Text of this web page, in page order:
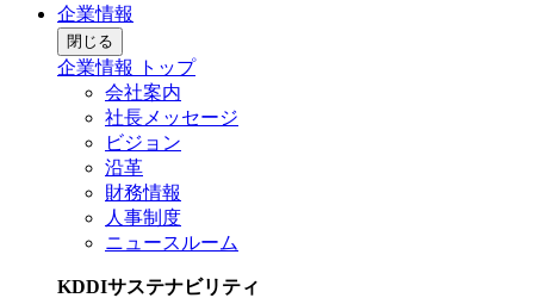
企業情報
閉じる
企業情報 トップ
会社案内
社長メッセージ
ビジョン
沿革
財務情報
人事制度
ニュースルーム
KDDIサステナビリティ